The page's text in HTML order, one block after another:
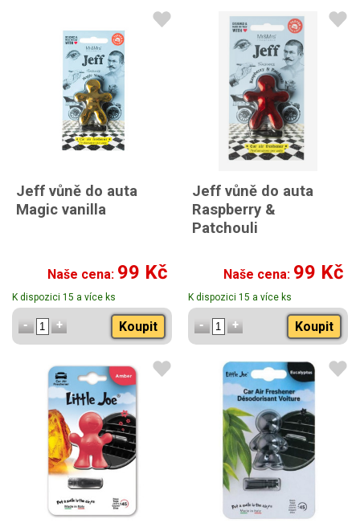
Jeff vůně do auta
Magic vanilla
Naše cena: 99 Kč
K dispozici 15 a více ks
Koupit
Jeff vůně do auta
Raspberry &
Patchouli
Naše cena: 99 Kč
K dispozici 15 a více ks
Koupit